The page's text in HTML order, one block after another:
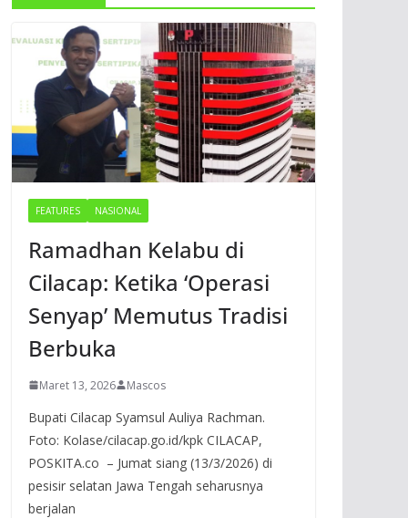
FEATURES NASIONAL
Ramadhan Kelabu di
Cilacap: Ketika ‘Operasi
Senyap’ Memutus Tradisi
Berbuka
Maret 13, 2026 Mascos
Bupati Cilacap Syamsul Auliya Rachman.
Foto: Kolase/cilacap.go.id/kpk CILACAP,
POSKITA.co – Jumat siang (13/3/2026) di
pesisir selatan Jawa Tengah seharusnya
berjalan